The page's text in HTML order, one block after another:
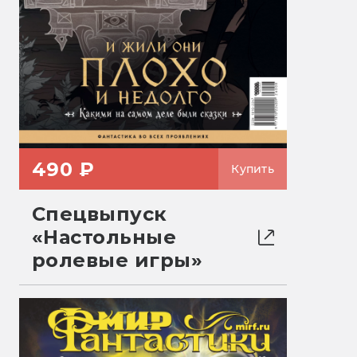
490 ₽ Купить
Спецвыпуск
«Настольные
ролевые игры»